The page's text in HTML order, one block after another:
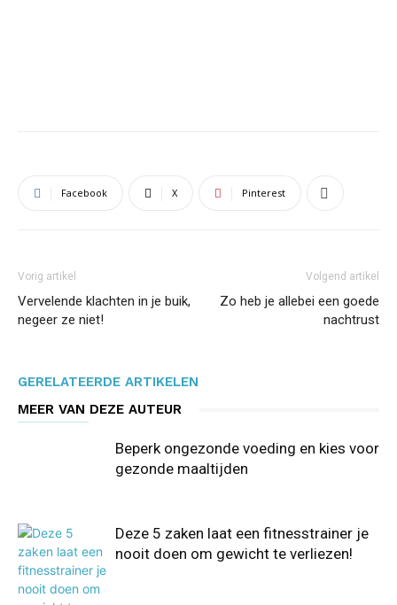
Facebook X Pinterest
Vorig artikel
Vervelende klachten in je buik,
negeer ze niet!
Volgend artikel
Zo heb je allebei een goede
nachtrust
GERELATEERDE ARTIKELEN
MEER VAN DEZE AUTEUR
Beperk ongezonde voeding en kies voor
gezonde maaltijden
Deze 5 zaken laat een fitnesstrainer je
nooit doen om gewicht te verliezen!